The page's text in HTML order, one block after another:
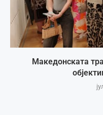
Македонската